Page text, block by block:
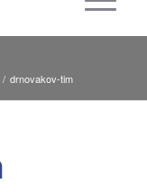
/ drnovakov-tim